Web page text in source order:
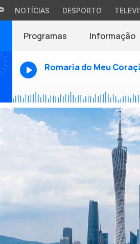
NOTÍCIAS DESPORTO
Programas Informação
Romaria do Meu